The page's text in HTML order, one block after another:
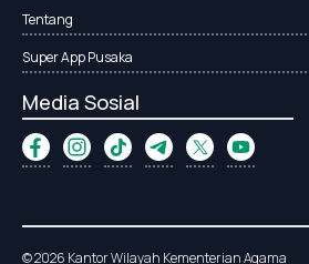
Tentang
Super App Pusaka
Media Sosial
© 2026 Kantor Wilayah Kementerian Agama